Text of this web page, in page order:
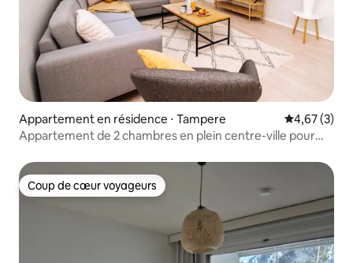
Appartement en résidence ⋅ Tampere Évaluation
4,67 (3)
Appartement de 2 chambres en plein centre-ville pour
Coup de cœur voyageurs
Coup de cœur voyageurs